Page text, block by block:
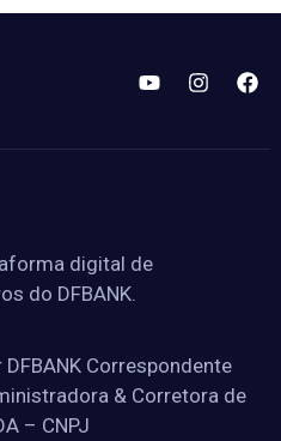
digital de
do DFBANK.
Correspondente
& Corretora de
– CNPJ